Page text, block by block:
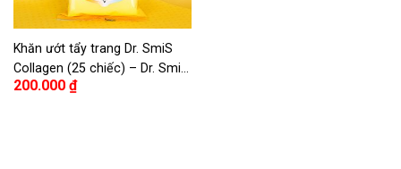
Khăn ướt tẩy trang Dr. SmiS
Collagen (25 chiếc) – Dr. SmiS
Collagen Moisture Cleansing
200.000 ₫